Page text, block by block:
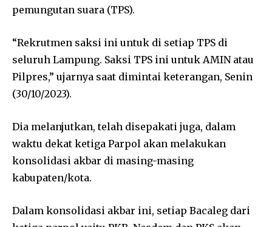
pemungutan suara (TPS).
“Rekrutmen saksi ini untuk di setiap TPS di
seluruh Lampung. Saksi TPS ini untuk AMIN atau
Pilpres,” ujarnya saat dimintai keterangan, Senin
(30/10/2023).
Dia melanjutkan, telah disepakati juga, dalam
waktu dekat ketiga Parpol akan melakukan
konsolidasi akbar di masing-masing
kabupaten/kota.
Dalam konsolidasi akbar ini, setiap Bacaleg dari